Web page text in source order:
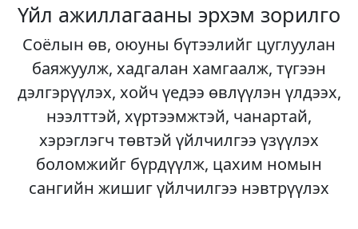
Үйл ажиллагааны эрхэм зорилго
Соёлын өв, оюуны бүтээлийг цуглуулан
баяжуулж, хадгалан хамгаалж, түгээн
дэлгэрүүлэх, хойч үедээ өвлүүлэн үлдээх,
нээлттэй, хүртээмжтэй, чанартай,
хэрэглэгч төвтэй үйлчилгээ үзүүлэх
боломжийг бүрдүүлж, цахим номын
сангийн жишиг үйлчилгээ нэвтрүүлэх